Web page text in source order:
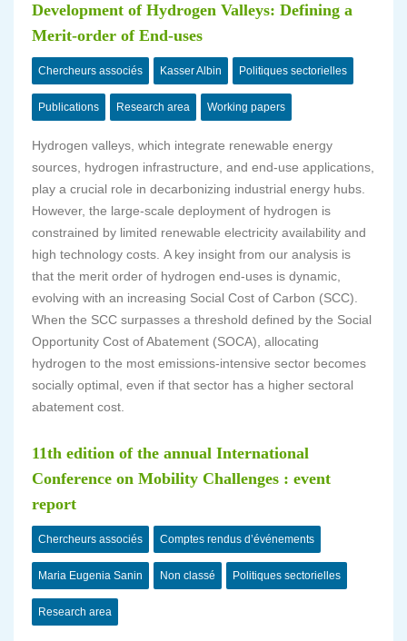
Development of Hydrogen Valleys: Defining a
Merit-order of End-uses
Chercheurs associés Kasser Albin Politiques sectorielles
Publications Research area Working papers
Hydrogen valleys, which integrate renewable energy
sources, hydrogen infrastructure, and end-use applications,
play a crucial role in decarbonizing industrial energy hubs.
However, the large-scale deployment of hydrogen is
constrained by limited renewable electricity availability and
high technology costs. A key insight from our analysis is
that the merit order of hydrogen end-uses is dynamic,
evolving with an increasing Social Cost of Carbon (SCC).
When the SCC surpasses a threshold defined by the Social
Opportunity Cost of Abatement (SOCA), allocating
hydrogen to the most emissions-intensive sector becomes
socially optimal, even if that sector has a higher sectoral
abatement cost.
11th edition of the annual International
Conference on Mobility Challenges : event
report
Chercheurs associés Comptes rendus d’événements
Maria Eugenia Sanin Non classé Politiques sectorielles
Research area